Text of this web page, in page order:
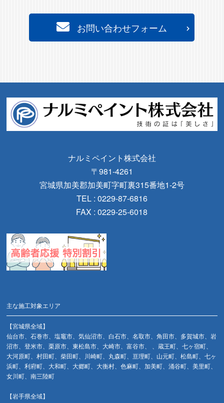
お問い合わせフォーム
ナルミペイント株式会社
〒981-4261
宮城県加美郡加美町字町裏315番地1-2号
TEL : 0229-87-6816
FAX : 0229-25-6018
主な施工対象エリア
【宮城県全域】
仙台市、石巻市、塩竈市、気仙沼市、白石市、名取市、角田市、多賀城市、岩
沼市、登米市、栗原市、東松島市、大崎市、富谷市、 、蔵王町、七ヶ宿町、
大河原町、村田町、柴田町、川崎町、丸森町、亘理町、山元町、松島町、七ヶ
浜町、利府町、大和町、大郷町、大衡村、色麻町、加美町、涌谷町、美里町、
女川町、南三陸町
【岩手県全域】